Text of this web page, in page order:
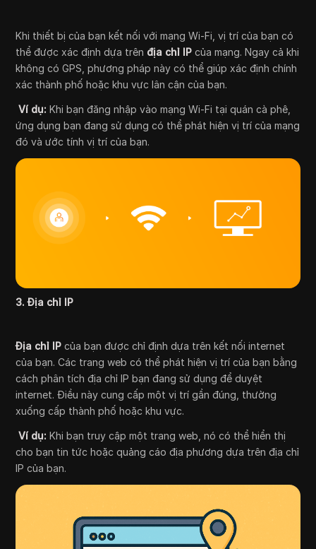
Khi thiết bị của bạn kết nối với mạng Wi-Fi, vị trí của bạn có
thể được xác định dựa trên địa chỉ IP của mạng. Ngay cả khi
không có GPS, phương pháp này có thể giúp xác định chính
xác thành phố hoặc khu vực lân cận của bạn.
Ví dụ: Khi bạn đăng nhập vào mạng Wi-Fi tại quán cà phê,
ứng dụng bạn đang sử dụng có thể phát hiện vị trí của mạng
đó và ước tính vị trí của bạn.
3. Địa chỉ IP
Địa chỉ IP của bạn được chỉ định dựa trên kết nối internet
của bạn. Các trang web có thể phát hiện vị trí của bạn bằng
cách phân tích địa chỉ IP bạn đang sử dụng để duyệt
internet. Điều này cung cấp một vị trí gần đúng, thường
xuống cấp thành phố hoặc khu vực.
Ví dụ: Khi bạn truy cập một trang web, nó có thể hiển thị
cho bạn tin tức hoặc quảng cáo địa phương dựa trên địa chỉ
IP của bạn.